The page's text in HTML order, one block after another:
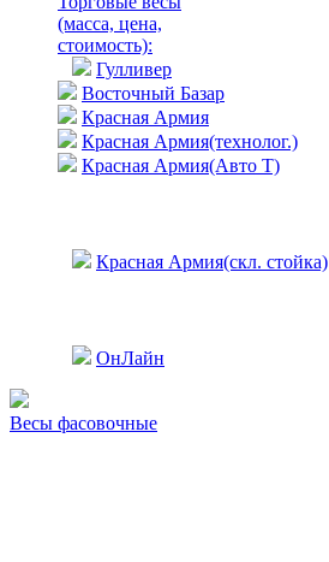
(масса, цена,
стоимость):
Гулливер
Восточный Базар
Красная Армия
Красная Армия(технолог.)
Красная Армия(Авто Т)
Красная Армия(скл. стойка)
ОнЛайн
Весы фасовочные